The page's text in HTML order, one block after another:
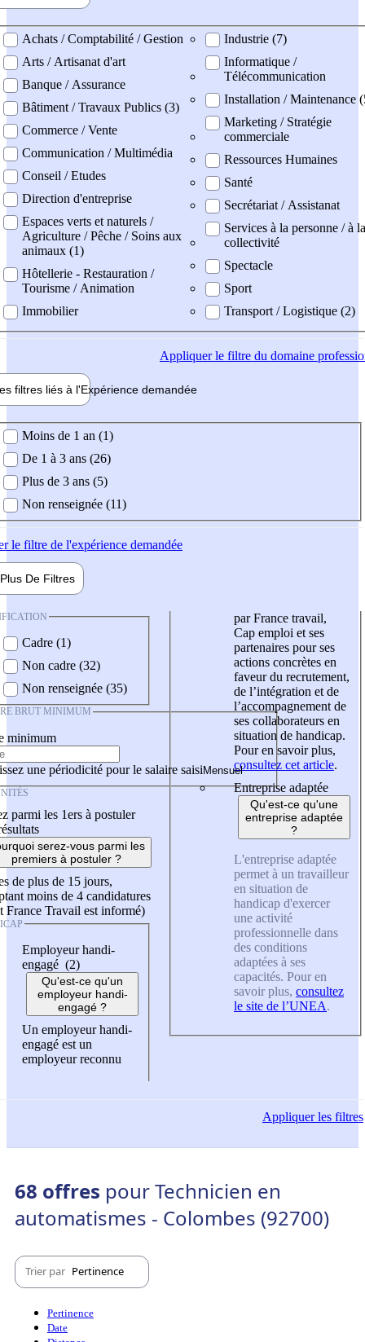
professionel
Achats / Comptabilité / Gestion
Arts / Artisanat d'art
Banque / Assurance
Bâtiment / Travaux Publics (3)
Commerce / Vente
Communication / Multimédia
Conseil / Etudes
Direction d'entreprise
Espaces verts et naturels /
Agriculture / Pêche / Soins aux
animaux (1)
Hôtellerie - Restauration /
Tourisme / Animation
Immobilier
Industrie (7)
Informatique /
Télécommunication
Installation / Maintenance
Marketing / Stratégie
commerciale
Ressources Humaines
Santé
Secrétariat / Assistanat
Services à la personne / à la
collectivité
Spectacle
Sport
Transport / Logistique (2)
Appliquerle filtre du domaine
filtres liés à l'Expérience demandée
demandée
Moins de 1 an (1)
De 1 à 3 ans (26)
Plus de 3 ans (5)
Non renseignée (11)
le filtre de l'expérience demandée
Plus De Filtres
Cadre (1)
Non cadre (32)
Non renseignée (35)
BRUT MINIMUM
minimum
une périodicité pour le salaire saisi
parmi les 1ers à postuler
serez-vous parmi les
premiers à postuler ?
de plus de 15 jours,
moins de 4 candidatures
France Travail est informé)
Employeur handi-
engagé (2)
Qu'est-ce qu'un
employeur handi-
engagé ?
Un employeur handi-
engagé est un
employeur reconnu
par France travail,
Cap emploi et ses
partenaires pour ses
actions concrètes en
faveur du recrutement,
de l’intégration et de
l’accompagnement de
ses collaborateurs en
situation de handicap.
Pour en savoir plus,
consultez cet article.
Entreprise adaptée
Qu'est-ce qu'une
entreprise adaptée
?
L'entreprise adaptée
permet à un travailleur
en situation de
handicap d'exercer
une activité
professionnelle dans
des conditions
adaptées à ses
capacités. Pour en
savoir plus, consultez
le site de l’UNEA.
Appliquerles filtres
68 offres pour Technicien en
automatismes - Colombes (92700)
Trier par Pertinence
Pertinence
Date